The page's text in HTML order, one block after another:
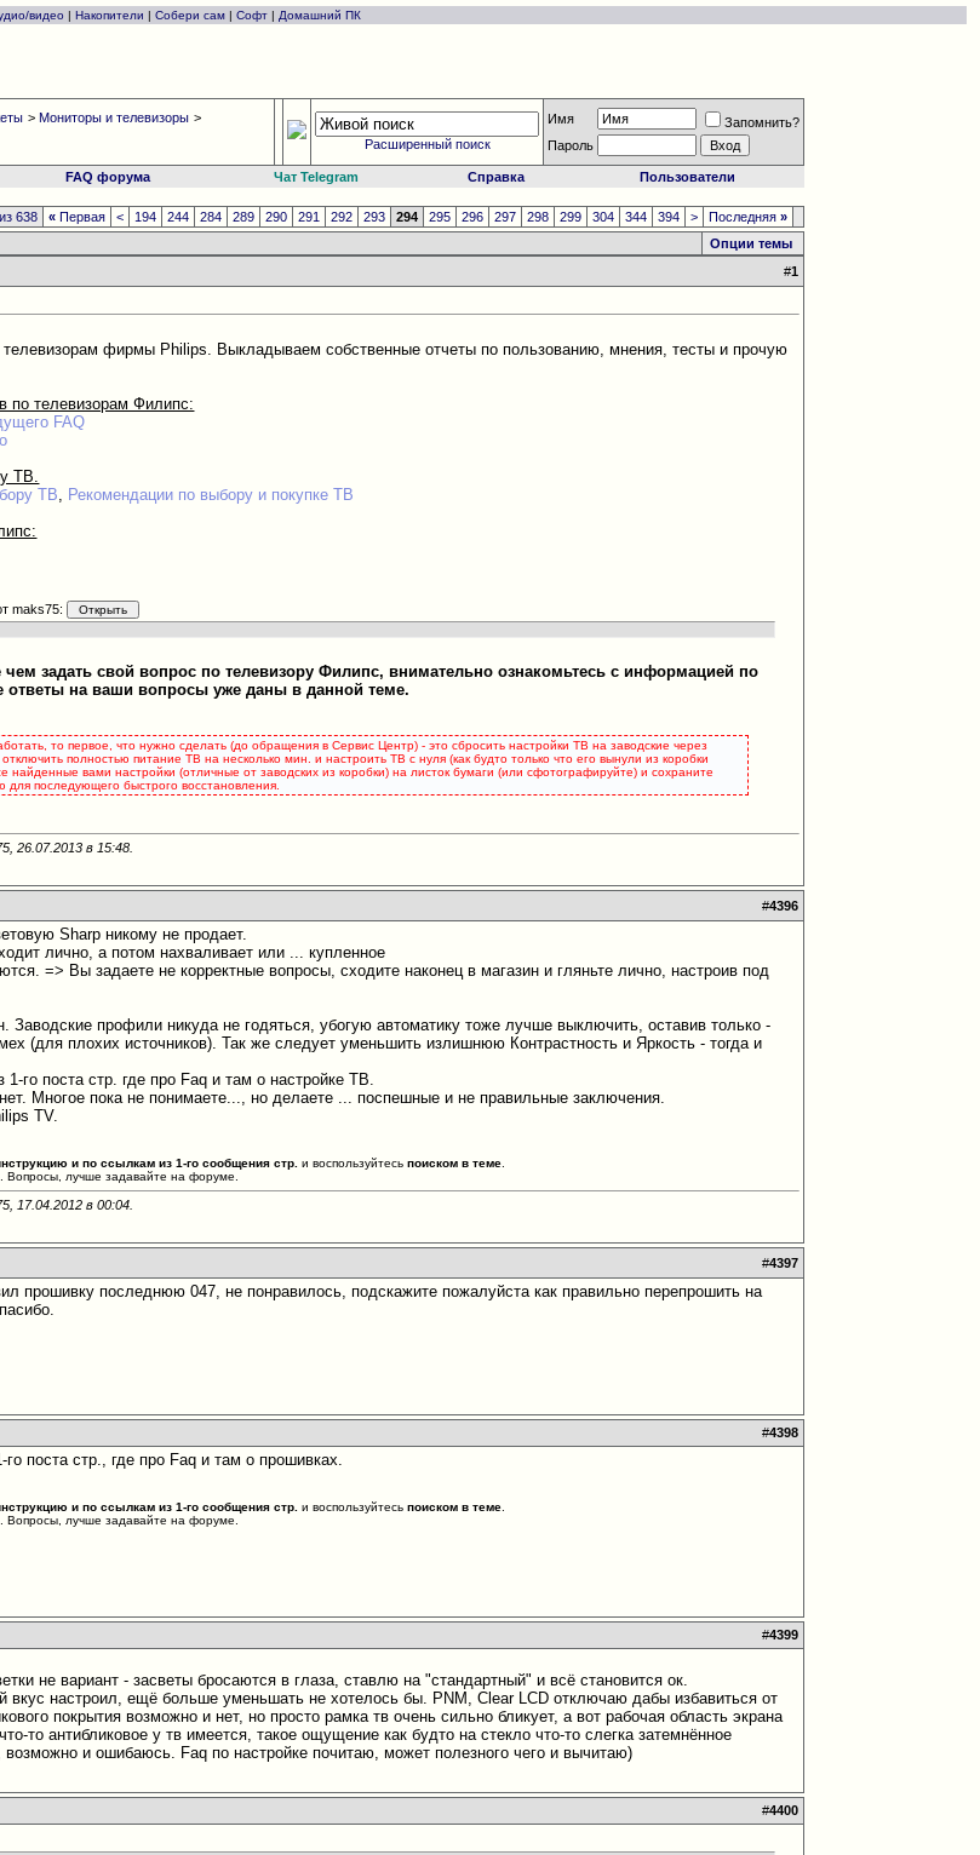
видео | Накопители | Собери сам | Софт | Домашний ПК
>Мониторы и телевизоры >
Расширенный поиск
Имя
Запомнить?
Пароль
FAQ форума Чат Telegram Справка Пользователи
638 « Первая < 194 244 284 289 290 291 292 293 294 295 296 297 298 299 304 344 394 > Последняя»
Опции темы
#1
фирмы Philips. Выкладываем собственные отчеты по пользованию, мнения, тесты и прочую
по телевизорам Филипс:
FAQ
ТВ.
ТВ, Рекомендации по выбору и покупке ТВ
maks75:
задать свой вопрос по телевизору Филипс, внимательно ознакомьтесь с информацией по
ответы на ваши вопросы уже даны в данной теме.
то первое, что нужно сделать (до обращения в Сервис Центр) - это сбросить настройки ТВ на заводские через
полностью питание ТВ на несколько мин. и настроить ТВ с нуля (как будто только что его вынули из коробки
найденные вами настройки (отличные от заводских из коробки) на листок бумаги (или сфотографируйте) и сохраните
последующего быстрого восстановления.
26.07.2013 в 15:48
#4396
Sharp никому не продает.
лично, а потом нахваливает или ... купленное
=> Вы задаете не корректные вопросы, сходите наконец в магазин и гляньте лично, настроив под
Заводские профили никуда не годяться, убогую автоматику тоже лучше выключить, оставив только -
(для плохих источников). Так же следует уменьшить излишнюю Контрастность и Яркость - тогда и
го поста стр. где про Faq и там о настройке ТВ.
Многое пока не понимаете..., но делаете ... поспешные и не правильные заключения.
TV.
и по ссылкам из 1-го сообщения стр. и воспользуйтесьпоиском в теме
Вопросы, лучше задавайте на форуме.
17.04.2012 в00:04
#4397
прошивку последнюю 047, не понравилось, подскажите пожалуйста как правильно перепрошить на
#4398
поста стр., где про Faq и там о прошивках.
и по ссылкам из 1-го сообщения стр. и воспользуйтесьпоиском в теме
Вопросы, лучше задавайте на форуме.
#4399
не вариант - засветы бросаются в глаза, ставлю на "стандартный" и всё становится ок.
вкус настроил, ещё больше уменьшать не хотелось бы. PNM, Clear LCD отключаю дабы избавиться от
покрытия возможно и нет, но просто рамка тв очень сильно бликует, а вот рабочая область экрана
то антибликовое у тв имеется, такое ощущение как будто на стекло что-то слегка затемнённое
и ошибаюсь. Faq по настройке почитаю, может полезного чего и вычитаю)
#4400